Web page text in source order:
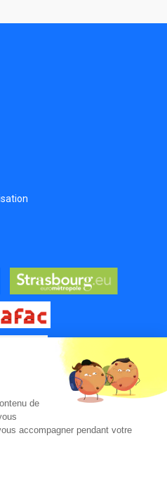
de
accompagner pendant votre